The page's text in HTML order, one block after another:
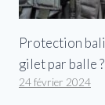
Protection
gilet par balle ?
24 février 2024